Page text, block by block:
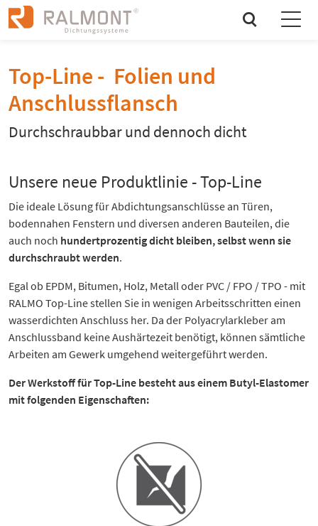
search
Top-Line - Folien und
Anschlussflansch
Durchschraubbar und dennoch dicht
Unsere neue Produktlinie - Top-Line
Die ideale Lösung für Abdichtungsanschlüsse an Türen,
bodennahen Fenstern und diversen anderen Bauteilen, die
auch noch hundertprozentig dicht bleiben, selbst wenn sie
durchschraubt werden.
Egal ob EPDM, Bitumen, Holz, Metall oder PVC / FPO / TPO - mit
RALMO Top-Line stellen Sie in wenigen Arbeitsschritten einen
wasserdichten Anschluss her. Da der Polyacrylarkleber am
Anschlussband keine Aushärtezeit benötigt, können sämtliche
Arbeiten am Gewerk umgehend weitergeführt werden.
Der Werkstoff für Top-Line besteht aus einem Butyl-Elastomer
mit folgenden Eigenschaften: